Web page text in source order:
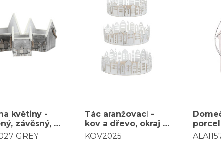
květiny -
závěsný, s
šedý,
GREY
Tác aranžovací -
kov a dřevo, okraj z
domečků, bílý, cena
KOV2025